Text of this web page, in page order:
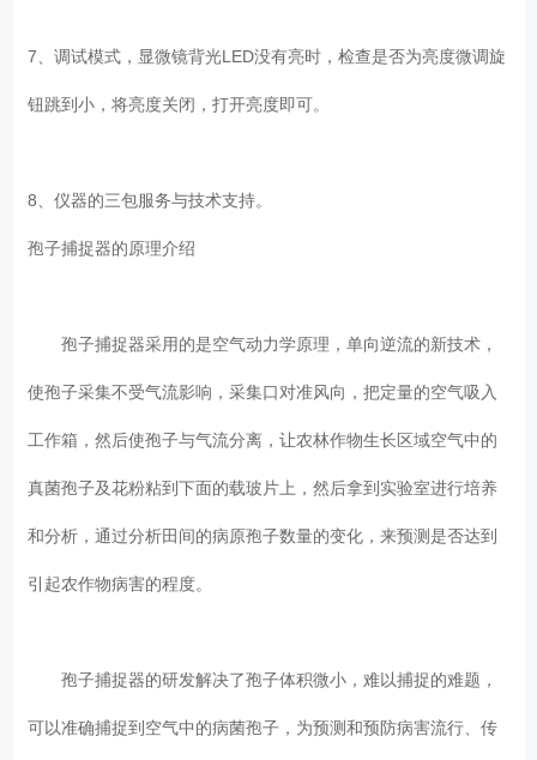
7、调试模式，显微镜背光LED没有亮时，检查是否为亮度微调旋
钮跳到小，将亮度关闭，打开亮度即可。
8、仪器的三包服务与技术支持。
孢子捕捉器的原理介绍
孢子捕捉器采用的是空气动力学原理，单向逆流的新技术，
使孢子采集不受气流影响，采集口对准风向，把定量的空气吸入
工作箱，然后使孢子与气流分离，让农林作物生长区域空气中的
真菌孢子及花粉粘到下面的载玻片上，然后拿到实验室进行培养
和分析，通过分析田间的病原孢子数量的变化，来预测是否达到
引起农作物病害的程度。
孢子捕捉器的研发解决了孢子体积微小，难以捕捉的难题，
可以准确捕捉到空气中的病菌孢子，为预测和预防病害流行、传